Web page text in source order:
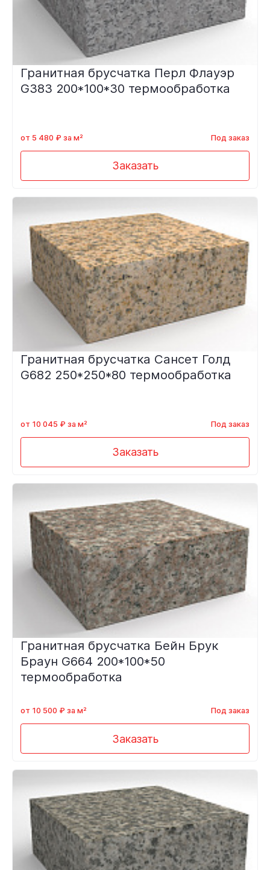
Гранитная брусчатка Перл Флауэр
G383 200*100*30 термообработка
от 5 480 ₽ за м² Под заказ
Заказать
Гранитная брусчатка Сансет Голд
G682 250*250*80 термообработка
от 10 045 ₽ за м² Под заказ
Заказать
Гранитная брусчатка Бейн Брук
Браун G664 200*100*50
термообработка
от 10 500 ₽ за м² Под заказ
Заказать